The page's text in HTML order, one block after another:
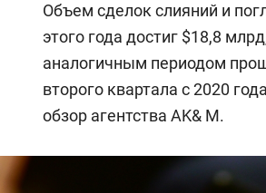
Объем сделок слияний и
этого года достиг $18,8
аналогичным периодом
второго квартала с 2020
обзор агентства AK& M.